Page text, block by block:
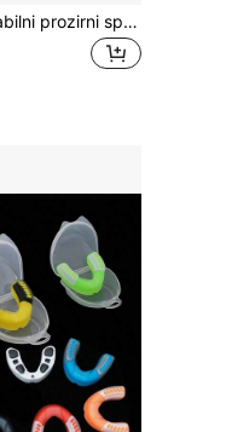
2 kom. termoformabilni prozirni sportski štitnici za zube za odrasle i tinejdžere u košarci, boksu i borilačkim vještinama